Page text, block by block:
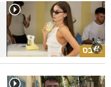
סלבס